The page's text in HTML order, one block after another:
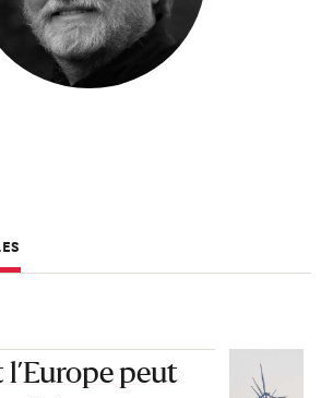
le secrétaire général du European
(EEB). Il a été le directeur de
Policy (IEEP) et le dirigeant
Verte du IEEP. Il travaille
et les avantages du droit européen.
peut